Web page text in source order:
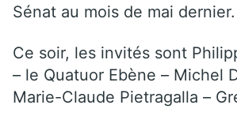
Sénat au mois de mai dernier.
Ce soir, les invités sont
– le Quatuor Ebène – Michel
Marie-Claude Pietragalla –